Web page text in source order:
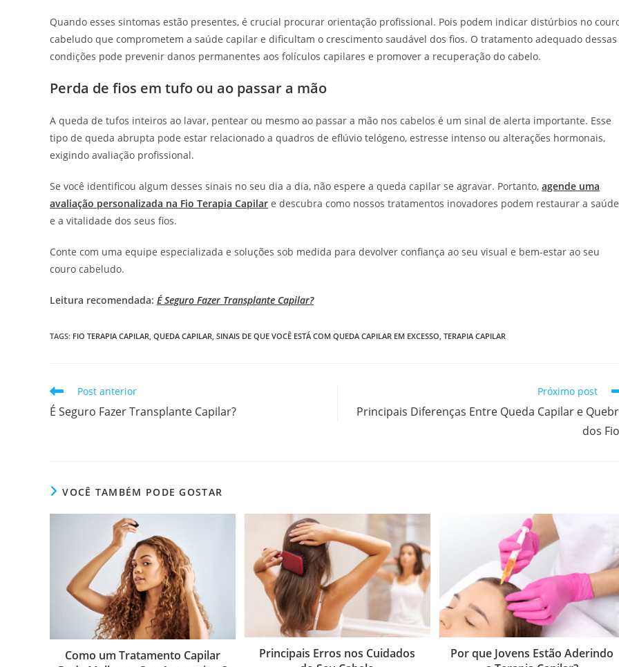
Quando esses sintomas estão presentes, é crucial procurar orientação profissional. Pois podem indicar distúrbios no
cabeludo que comprometem a saúde capilar e dificultam o crescimento saudável dos fios. O tratamento adequado dessas
condições pode prevenir danos permanentes aos folículos capilares e promover a recuperação do cabelo.
Perda de fios em tufo ou ao passar a mão
A queda de tufos inteiros ao lavar, pentear ou mesmo ao passar a mão nos cabelos é um sinal de alerta importante. Esse
tipo de queda abrupta pode estar relacionado a quadros de eflúvio telógeno, estresse intenso ou alterações hormonais,
exigindo avaliação profissional.
Se você identificou algum desses sinais no seu dia a dia, não espere a queda capilar se agravar. Portanto, agende uma
avaliação personalizada na Fio Terapia Capilar e descubra como nossos tratamentos inovadores podem restaurar a saúde
e a vitalidade dos seus fios.
Conte com uma equipe especializada e soluções sob medida para devolver confiança ao seu visual e bem-estar ao seu
couro cabeludo.
Leitura recomendada: É Seguro Fazer Transplante Capilar?
TAGS: FIO TERAPIA CAPILAR QUEDA CAPILAR SINAIS DE QUE VOCÊ ESTÁ COM QUEDA CAPILAR EM EXCESSO TERAPIA CAPILAR
Post anterior
É Seguro Fazer Transplante Capilar?
Próximo post
Principais Diferenças Entre Queda Capilar e
dos
VOCÊ TAMBÉM PODE GOSTAR
Como um Tratamento Capilar
Principais Erros nos Cuidados
Por que Jovens Estão Aderindo